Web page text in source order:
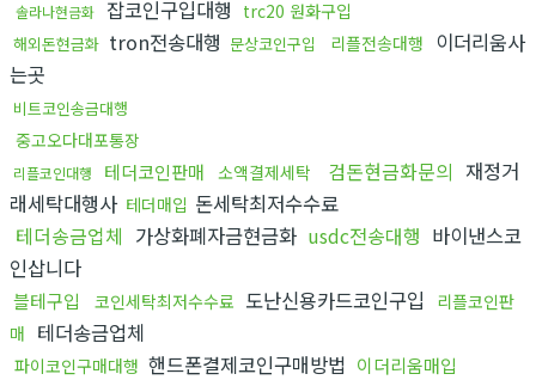
솔라나현금화 잡코인구입대행 trc20 원화구입
해외돈현금화 tron전송대행 문상코인구입 리플전송대행 이더리움사
는곳
비트코인송금대행
중고오다대포통장
리플코인대행 테더코인판매 소액결제세탁 검돈현금화문의 재정거
래세탁대행사 테더매입 돈세탁최저수수료
테더송금업체 가상화폐자금현금화 usdc전송대행 바이낸스코
인삽니다
블테구입 코인세탁최저수수료 도난신용카드코인구입
리플코인판
매 테더송금업체
파이코인구매대행 핸드폰결제코인구매방법 이더리움매입